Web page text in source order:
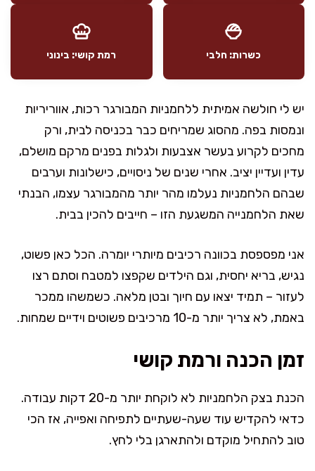
כשרות: חלבי רמת קושי: בינוני
יש לי חולשה אמיתית ללחמניות המבורגר רכות, אווריריות
ונמסות בפה. מהסוג שמריחים כבר בכניסה לבית, ורק
מחכים לקרוע בעשר אצבעות ולגלות בפנים מרקם מושלם,
עדין ועדיין יציב. אחרי שנים של ניסויים, כישלונות וערבים
שבהם הלחמניות נעלמו מהר יותר מהמבורגר עצמו, הבנתי
שאת הלחמנייה המשגעת הזו – חייבים להכין בבית.
אני מפספסת בכוונה רכיבים מיותרי יומרה. הכל כאן פשוט,
נגיש, בריא יחסית, וגם הילדים שקפצו למטבח וסתם רצו
לעזור – תמיד יצאו עם חיוך ובטן מלאה. כשמשהו ממכר
באמת, לא צריך יותר מ-10 מרכיבים פשוטים וידיים שמחות.
זמן הכנה ורמת קושי
הכנת בצק הלחמניות לא לוקחת יותר מ-20 דקות עבודה.
כדאי להקדיש עוד שעה-שעתיים לתפיחה ואפייה, אז הכי
טוב להתחיל מוקדם ולהתארגן בלי לחץ.